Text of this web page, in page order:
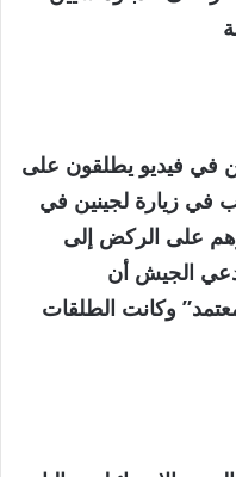
في فيديو يطلقون على
في زيارة لجينين في
على الركض إلى
الجيش أن
وكانت الطلقات